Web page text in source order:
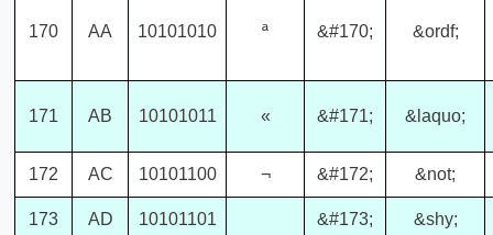
170 AA 10101010 ª &#170; &ordf;
171 AB 10101011 « &#171; &laquo;
172 AC 10101100 ¬ &#172; &not;
173 AD 10101101 &#173; &shy;